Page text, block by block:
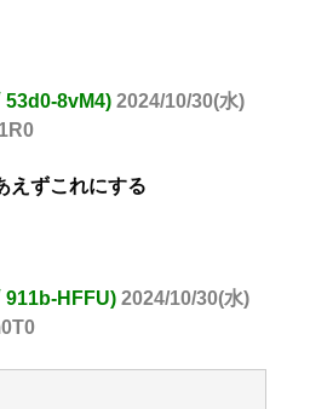
53d0-8vM4) 2024/10/30(水)
えずこれにする
911b-HFFU) 2024/10/30(水)